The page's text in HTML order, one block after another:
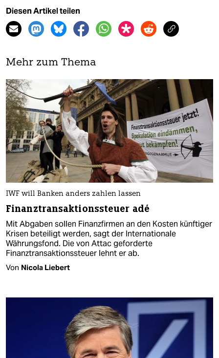
Diesen Artikel teilen
Mehr zum Thema
IWF will Banken anders zahlen lassen
Finanztransaktionssteuer adé
Mit Abgaben sollen Finanzfirmen an den Kosten künftiger
Krisen beteiligt werden, sagt der Internationale
Währungsfond. Die von Attac geforderte
Finanztransaktionssteuer lehnt er ab.
Von Nicola Liebert